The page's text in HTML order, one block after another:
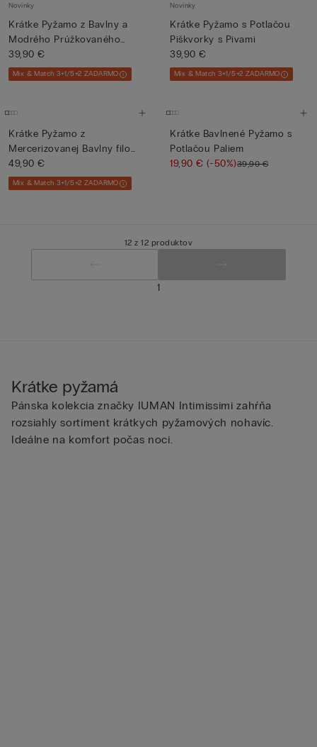
Novinky
Krátke Pyžamo z Bavlny a
Modrého Prúžkovaného
Plát...
39,90 €
Mix & Match 3+1/5+2 ZADARMO
Novinky
Krátke Pyžamo s Potlačou
Piškvorky s Pivami
39,90 €
Mix & Match 3+1/5+2 ZADARMO
Krátke Pyžamo z
Mercerizovanej Bavlny filo
Premium
49,90 €
Mix & Match 3+1/5+2 ZADARMO
Krátke Bavlnené Pyžamo s
Potlačou Paliem
19,90 €(-50%)39,90 €
12 z 12 produktov
1
Krátke pyžamá
Pánska kolekcia značky IUMAN Intimissimi zahŕňa
rozsiahly sortiment krátkych pyžamových nohavíc.
Ideálne na komfort počas noci.